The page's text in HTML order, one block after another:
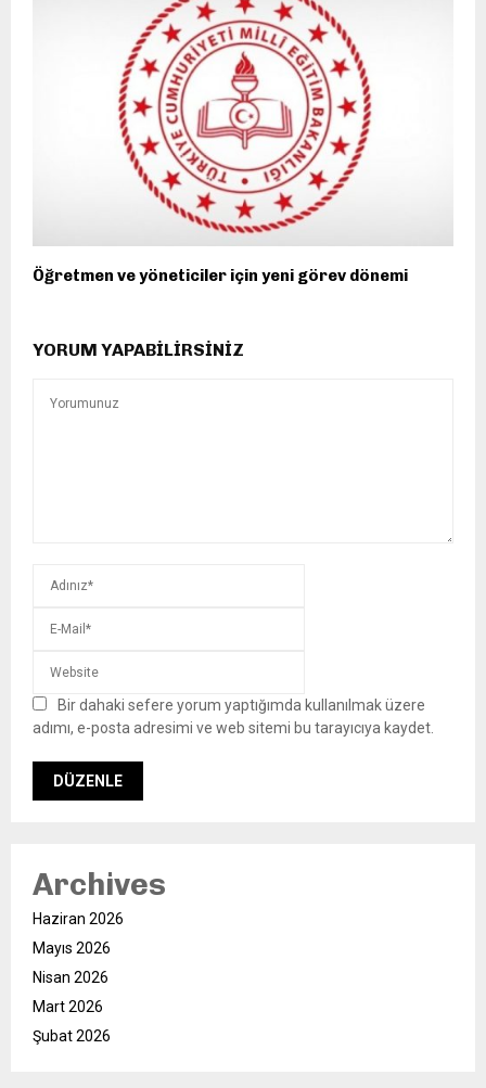
Öğretmen ve yöneticiler için yeni görev dönemi
YORUM YAPABILIRSINIZ
Bir dahaki sefere yorum yaptığımda kullanılmak üzere
adımı, e-posta adresimi ve web sitemi bu tarayıcıya kaydet.
Archives
Haziran 2026
Mayıs 2026
Nisan 2026
Mart 2026
Şubat 2026